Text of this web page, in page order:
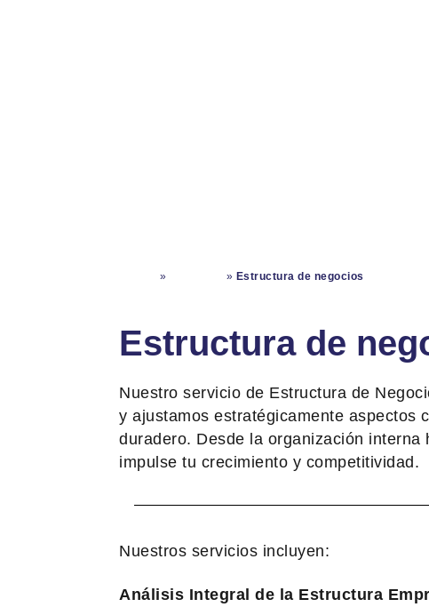
» » Estructura de negocios
Estructura de
Nuestro servicio de Estructura de
y ajustamos estratégicamente aspectos
duradero. Desde la organización
impulse tu crecimiento y competitividad.
Nuestros servicios incluyen:
Análisis Integral de la Estructura